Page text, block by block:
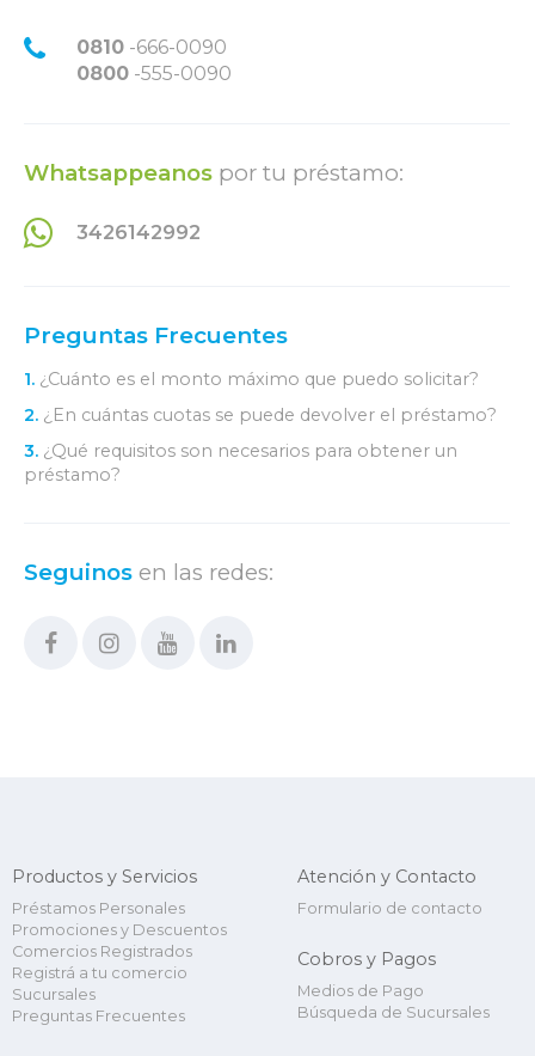
0810 -666-0090
0800 -555-0090
Whatsappeanos por tu préstamo:
3426142992
Preguntas Frecuentes
1. ¿Cuánto es el monto máximo que puedo solicitar?
2. ¿En cuántas cuotas se puede devolver el préstamo?
3. ¿Qué requisitos son necesarios para obtener un
préstamo?
Seguinos en las redes:
Productos y Servicios
Préstamos Personales
Promociones y Descuentos
Comercios Registrados
Registrá a tu comercio
Sucursales
Preguntas Frecuentes
Atención y Contacto
Formulario de contacto
Cobros y Pagos
Medios de Pago
Búsqueda de Sucursales